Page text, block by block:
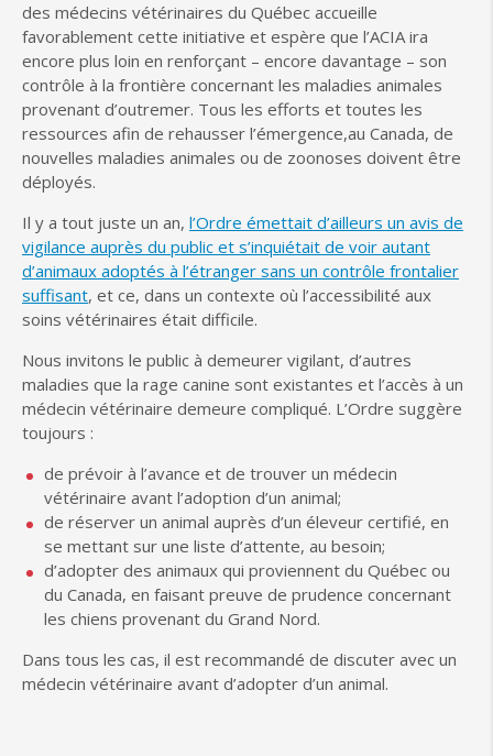
des médecins vétérinaires du Québec accueille
favorablement cette initiative et espère que l’ACIA ira
encore plus loin en renforçant – encore davantage – son
contrôle à la frontière concernant les maladies animales
provenant d’outremer. Tous les efforts et toutes les
ressources afin de rehausser l’émergence,au Canada, de
nouvelles maladies animales ou de zoonoses doivent être
déployés.
Il y a tout juste un an, l’Ordre émettait d’ailleurs un avis de
vigilance auprès du public et s’inquiétait de voir autant
d’animaux adoptés à l’étranger sans un contrôle frontalier
suffisant, et ce, dans un contexte où l’accessibilité aux
soins vétérinaires était difficile.
Nous invitons le public à demeurer vigilant, d’autres
maladies que la rage canine sont existantes et l’accès à un
médecin vétérinaire demeure compliqué. L’Ordre suggère
toujours :
de prévoir à l’avance et de trouver un médecin
vétérinaire avant l’adoption d’un animal;
de réserver un animal auprès d’un éleveur certifié, en
se mettant sur une liste d’attente, au besoin;
d’adopter des animaux qui proviennent du Québec ou
du Canada, en faisant preuve de prudence concernant
les chiens provenant du Grand Nord.
Dans tous les cas, il est recommandé de discuter avec un
médecin vétérinaire avant d’adopter d’un animal.